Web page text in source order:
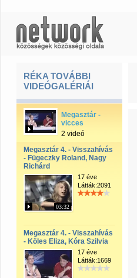
RÉKA TOVÁBBI
VIDEÓGALÉRIÁI
Megasztár -
vicces
2 videó
Megasztár 4. - Visszahívás
- Fügeczky Roland, Nagy
Richárd
03:32
17 éve
Látták:2091
Megasztár 4. - Visszahívás
- Köles Eliza, Kóra Szilvia
17 éve
Látták:1669